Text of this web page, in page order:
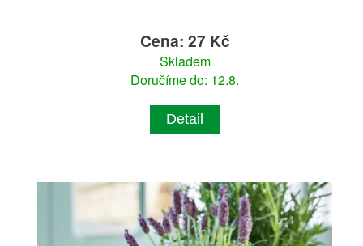
Cena: 27 Kč
Skladem
Doručíme do: 12.8.
Detail